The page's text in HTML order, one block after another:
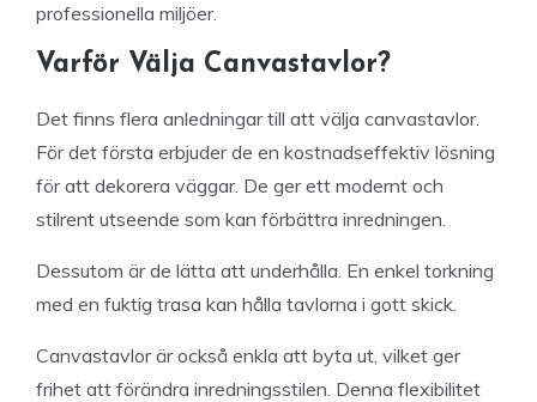
professionella miljöer.
Varför Välja Canvastavlor?
Det finns flera anledningar till att välja canvastavlor.
För det första erbjuder de en kostnadseffektiv lösning
för att dekorera väggar. De ger ett modernt och
stilrent utseende som kan förbättra inredningen.
Dessutom är de lätta att underhålla. En enkel torkning
med en fuktig trasa kan hålla tavlorna i gott skick.
Canvastavlor är också enkla att byta ut, vilket ger
frihet att förändra inredningsstilen. Denna flexibilitet